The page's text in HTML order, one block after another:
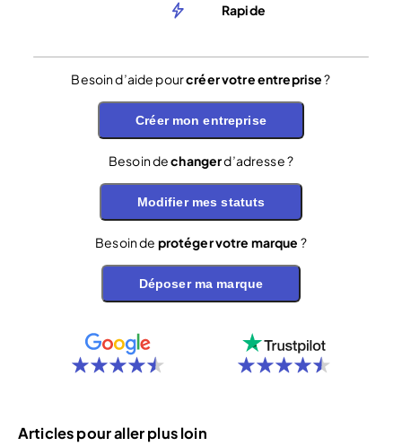
Rapide
Besoin d’aide pourcréer votre entreprise?
Créer mon entreprise
Besoin dechangerd’adresse ?
Modifier mes statuts
Besoin de protéger votre marque ?
Déposer ma marque
Articles pour aller plus loin